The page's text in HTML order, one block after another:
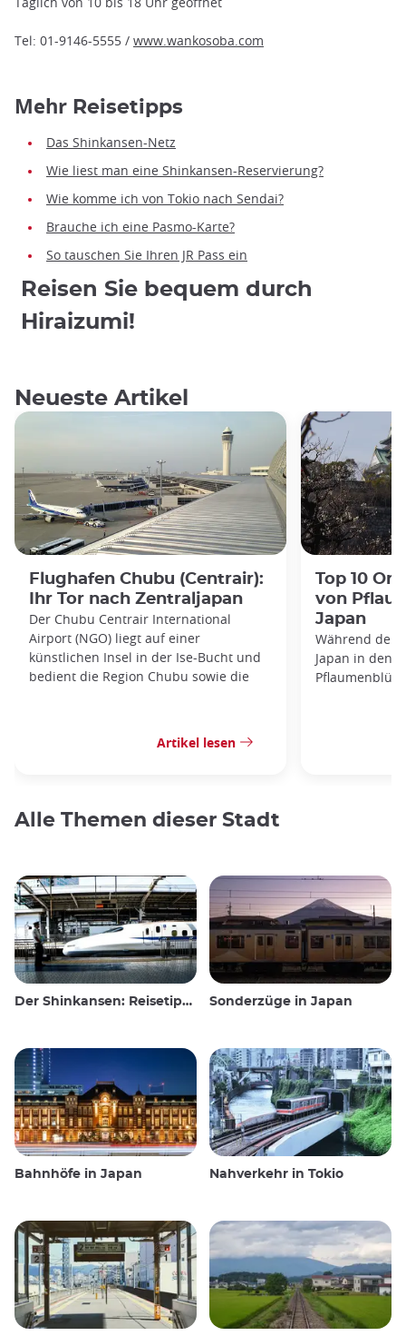
Tel: 01-9146-5555 / www.wankosoba.com
Mehr Reisetipps
Das Shinkansen-Netz
Wie liest man eine Shinkansen-Reservierung?
Wie komme ich von Tokio nach Sendai?
Brauche ich eine Pasmo-Karte?
So tauschen Sie Ihren JR Pass ein
Reisen Sie bequem durch
Hiraizumi!
Neueste Artikel
Flughafen Chubu (Centrair):
Ihr Tor nach Zentraljapan
Der Chubu Centrair International
Airport (NGO) liegt auf einer
künstlichen Insel in der Ise-Bucht und
bedient die Region Chubu sowie die
Artikel lesen
Top 10
von
Japan
Während der
Japan in den
Alle Themen dieser Stadt
Der Shinkansen: Reisetipps für den japanischen Hochgeschwindigkeitszug Sonderzüge in Japan
Bahnhöfe in Japan Nahverkehr in Tokio